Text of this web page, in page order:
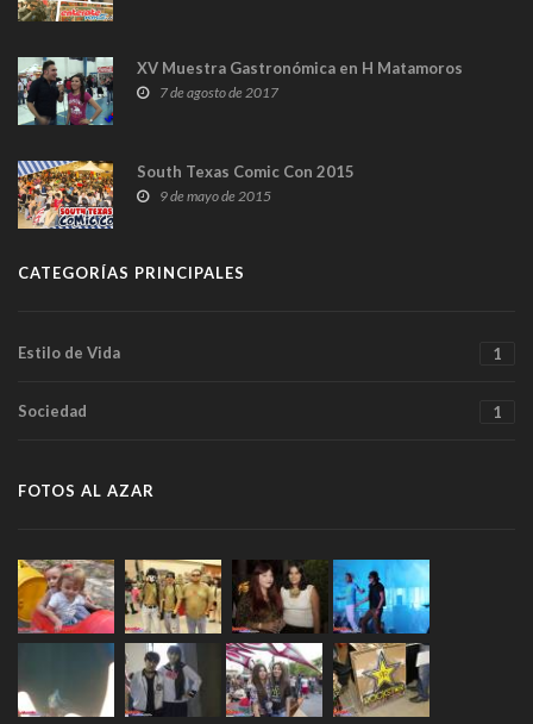
XV Muestra Gastronómica en H Matamoros
7 de agosto de 2017
South Texas Comic Con 2015
9 de mayo de 2015
CATEGORÍAS PRINCIPALES
Estilo de Vida 1
Sociedad 1
FOTOS AL AZAR